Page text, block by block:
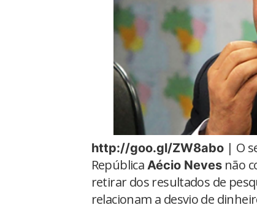
http://goo.gl/ZW8abo| O
República Aécio Nevesnão
retirar dos resultados de
relacionam a desvio de